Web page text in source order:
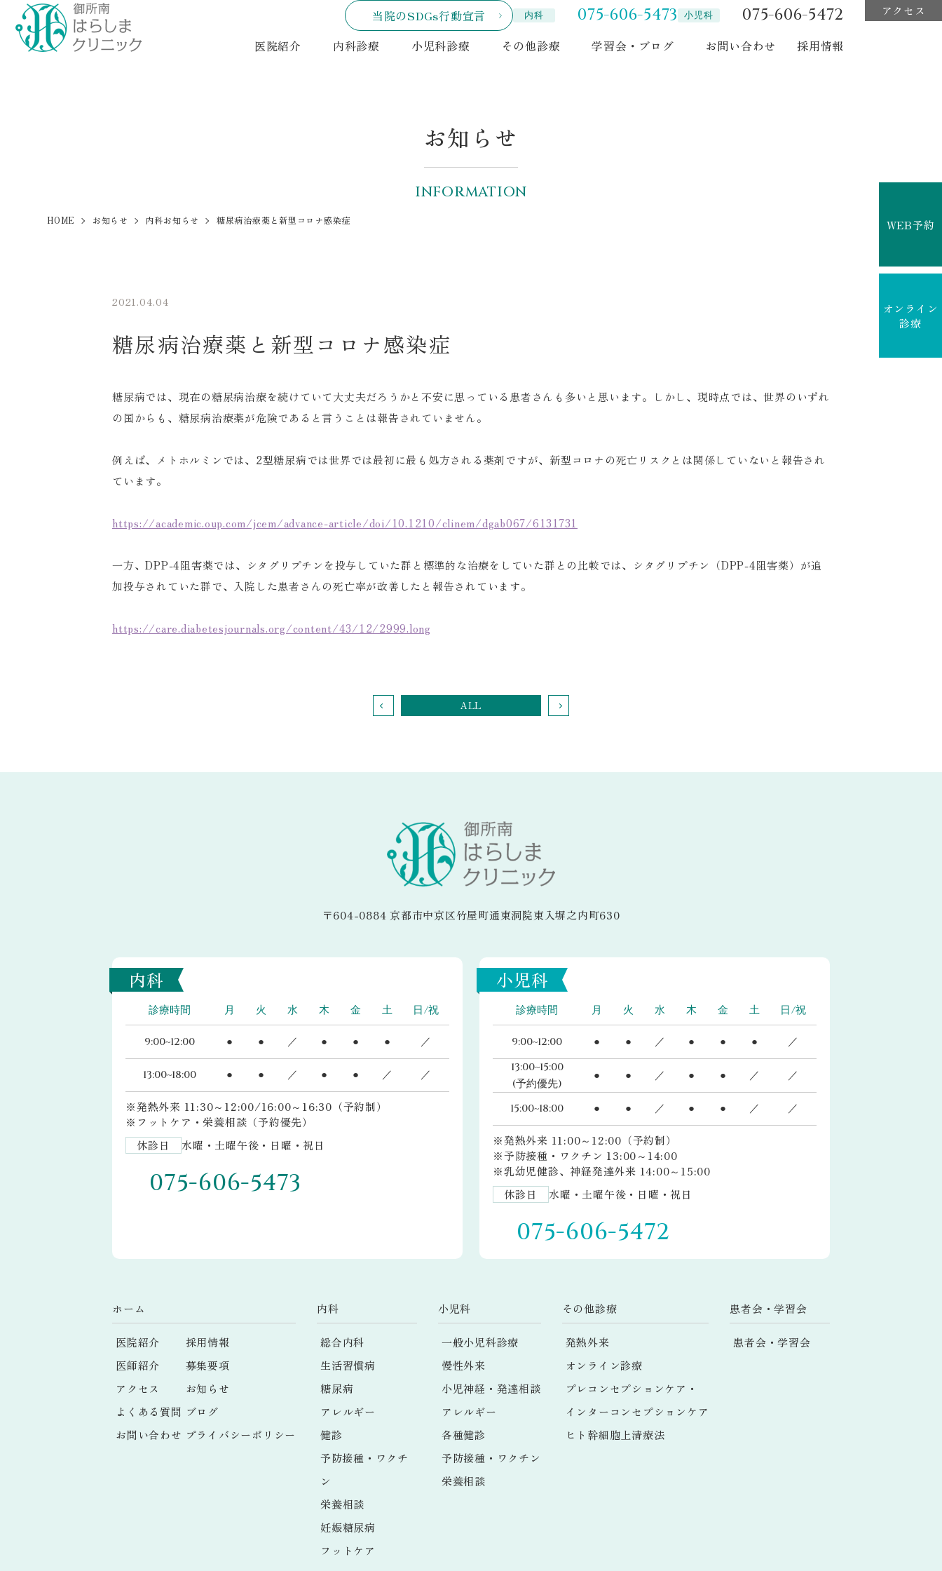
当院のSDGs行動宣言 内科 075-606-5473 小児科 075-606-5472
医院紹介 内科診療 小児科診療 その他診療 学習会・ブログ お問い合わせ 採用情報
アクセス
WEB予約
オンライン
診療
お知らせ
INFORMATION
HOME お知らせ 内科お知らせ 糖尿病治療薬と新型コロナ感染症
2021.04.04
糖尿病治療薬と新型コロナ感染症
糖尿病では、現在の糖尿病治療を続けていて大丈夫だろうかと不安に思っている患者さんも多いと思います。しかし、現時点では、世界のいずれ
の国からも、糖尿病治療薬が危険であると言うことは報告されていません。
例えば、メトホルミンでは、2型糖尿病では世界では最初に最も処方される薬剤ですが、新型コロナの死亡リスクとは関係していないと報告され
ています。
https://academic.oup.com/jcem/advance-article/doi/10.1210/clinem/dgab067/6131731
一方、DPP-4阻害薬では、シタグリプチンを投与していた群と標準的な治療をしていた群との比較では、シタグリプチン（DPP-4阻害薬）が追
加投与されていた群で、入院した患者さんの死亡率が改善したと報告されています。
https://care.diabetesjournals.org/content/43/12/2999.long
ALL
〒604-0884 京都市中京区竹屋町通東洞院東入塀之内町630
内科
診療時間 月 火 水 木 金 土 日/祝
9:00~12:00 ● ● ／ ● ● ● ／
13:00~18:00 ● ● ／ ● ● ／ ／
※発熱外来 11:30～12:00/16:00～16:30（予約制）
※フットケア・栄養相談（予約優先）
休診日
水曜・土曜午後・日曜・祝日
075-606-5473
小児科
診療時間 月 火 水 木 金 土 日/祝
9:00~12:00 ● ● ／ ● ● ●
／
13:00~15:00
(予約優先)
● ● ／ ● ● ／ ／
15:00~18:00 ● ● ／ ● ● ／ ／
※発熱外来 11:00～12:00（予約制）
※予防接種・ワクチン 13:00～14:00
※乳幼児健診、神経発達外来 14:00～15:00
休診日
水曜・土曜午後・日曜・祝日
075-606-5472
ホーム
医院紹介
医師紹介
アクセス
よくある質問
お問い合わせ
採用情報
募集要項
お知らせ
ブログ
プライバシーポリシー
内科
総合内科
生活習慣病
糖尿病
アレルギー
健診
予防接種・ワクチ
ン
栄養相談
妊娠糖尿病
フットケア
小児科
一般小児科診療
慢性外来
小児神経・発達相談
アレルギー
各種健診
予防接種・ワクチン
栄養相談
その他診療
発熱外来
オンライン診療
プレコンセプションケア・
インターコンセプションケア
ヒト幹細胞上清療法
患者会・学習会
患者会・学習会